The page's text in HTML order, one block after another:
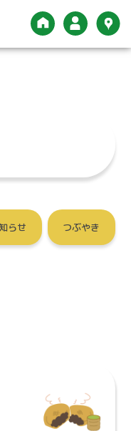
への取り組み
着情報
らせ つぶやき